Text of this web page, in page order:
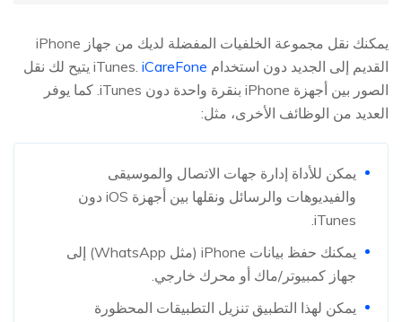
يمكنك نقل مجموعة الخلفيات المفضلة لديك من جهاز iPhone
القديم إلى الجديد دون استخدام iTunes. iCareFone
يتيح لك نقل
الصور بين أجهزة iPhone بنقرة واحدة دون iTunes. كما يوفر
العديد من الوظائف الأخرى، مثل:
يمكن للأداة إدارة جهات الاتصال والموسيقى
والفيديوهات والرسائل ونقلها بين أجهزة iOS دون
iTunes.
يمكنك حفظ بيانات iPhone (مثل WhatsApp) إلى
جهاز كمبيوتر/ماك أو محرك خارجي.
يمكن لهذا التطبيق تنزيل التطبيقات المحظورة